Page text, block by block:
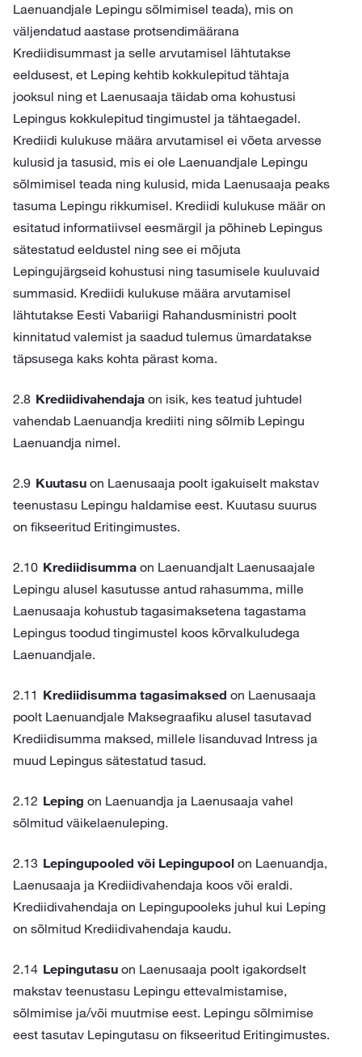
Laenuandjale Lepingu sõlmimisel teada), mis on
väljendatud aastase protsendimäärana
Krediidisummast ja selle arvutamisel lähtutakse
eeldusest, et Leping kehtib kokkulepitud tähtaja
jooksul ning et Laenusaaja täidab oma kohustusi
Lepingus kokkulepitud tingimustel ja tähtaegadel.
Krediidi kulukuse määra arvutamisel ei võeta arvesse
kulusid ja tasusid, mis ei ole Laenuandjale Lepingu
sõlmimisel teada ning kulusid, mida Laenusaaja peaks
tasuma Lepingu rikkumisel. Krediidi kulukuse määr on
esitatud informatiivsel eesmärgil ja põhineb Lepingus
sätestatud eeldustel ning see ei mõjuta
Lepingujärgseid kohustusi ning tasumisele kuuluvaid
summasid. Krediidi kulukuse määra arvutamisel
lähtutakse Eesti Vabariigi Rahandusministri poolt
kinnitatud valemist ja saadud tulemus ümardatakse
täpsusega kaks kohta pärast koma.
Krediidivahendaja on isik, kes teatud juhtudel
vahendab Laenuandja krediiti ning sõlmib Lepingu
Laenuandja nimel.
Kuutasu on Laenusaaja poolt igakuiselt makstav
teenustasu Lepingu haldamise eest. Kuutasu suurus
on fikseeritud Eritingimustes.
Krediidisumma on Laenuandjalt Laenusaajale
Lepingu alusel kasutusse antud rahasumma, mille
Laenusaaja kohustub tagasimaksetena tagastama
Lepingus toodud tingimustel koos kõrvalkuludega
Laenuandjale.
Krediidisumma tagasimaksed on Laenusaaja
poolt Laenuandjale Maksegraafiku alusel tasutavad
Krediidisumma maksed, millele lisanduvad Intress ja
muud Lepingus sätestatud tasud.
Leping on Laenuandja ja Laenusaaja vahel
sõlmitud väikelaenuleping.
Lepingupooled või Lepingupool on Laenuandja,
Laenusaaja ja Krediidivahendaja koos või eraldi.
Krediidivahendaja on Lepingupooleks juhul kui Leping
on sõlmitud Krediidivahendaja kaudu.
Lepingutasu on Laenusaaja poolt igakordselt
makstav teenustasu Lepingu ettevalmistamise,
sõlmimise ja/või muutmise eest. Lepingu sõlmimise
eest tasutav Lepingutasu on fikseeritud Eritingimustes.